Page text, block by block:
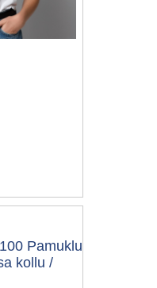
Pamuklu
kollu /